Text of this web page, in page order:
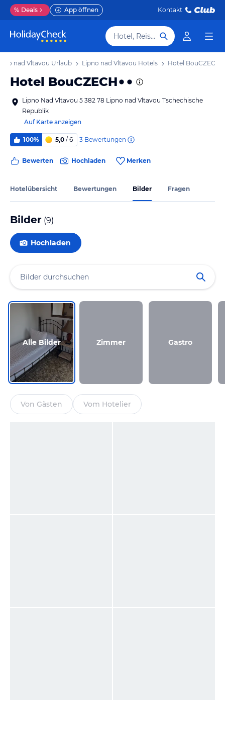
% Deals App öffnen Kontakt
Hotel, Reiseziel
nad Vltavou Urlaub Lipno nad Vltavou Hotels Hotel BouCZECH
Hotel BouCZECH
Lipno Nad Vltavou 5 382 78 Lipno nad Vltavou Tschechische
Republik
Auf Karte anzeigen
100% 5,0 / 6 3 Bewertungen
Bewerten Hochladen Merken
Hotelübersicht Bewertungen Bilder Fragen
Bilder (9)
Hochladen
Alle Bilder Zimmer Gastro
Von Gästen Vom Hotelier